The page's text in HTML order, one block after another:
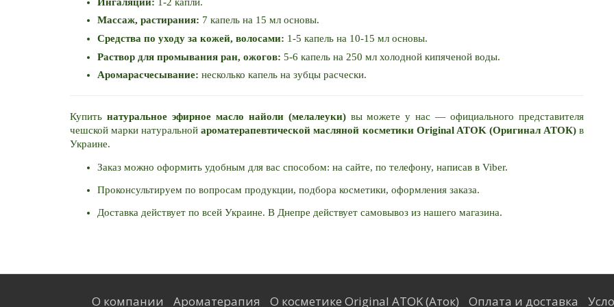
Массаж, растирания: 7 капель на 15 мл основы.
Средства по уходу за кожей, волосами: 1-5 капель на 10-15 мл основы.
Раствор для промывания ран, ожогов: 5-6 капель на 250 мл холодной кипяченой воды.
Аромарасчесывание: несколько капель на зубцы расчески.
Купить натуральное эфирное масло найоли (мелалеуки) вы можете у нас — официального представителя
чешской марки натуральной ароматерапевтической масляной косметики Original ATOK (Оригинал АТОК) в
Украине.
Заказ можно оформить удобным для вас способом: на сайте, по телефону, написав в Viber.
Проконсультируем по вопросам продукции, подбора косметики, оформления заказа.
Доставка действует по всей Украине. В Днепре действует самовывоз из нашего магазина.
О компании Ароматерапия О косметике Original ATOK (Аток) Оплата и доставка